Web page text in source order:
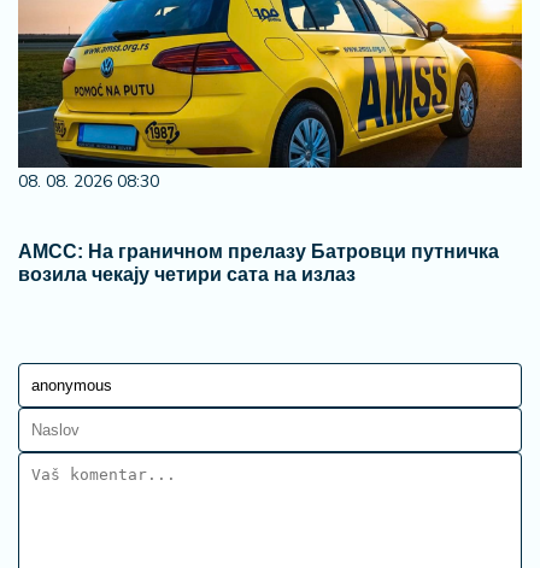
08. 08. 2026 08:30
АМСС: На граничном прелазу Батровци путничка
возила чекају четири сата на излаз